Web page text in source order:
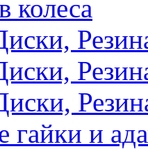
колеса
гайки и